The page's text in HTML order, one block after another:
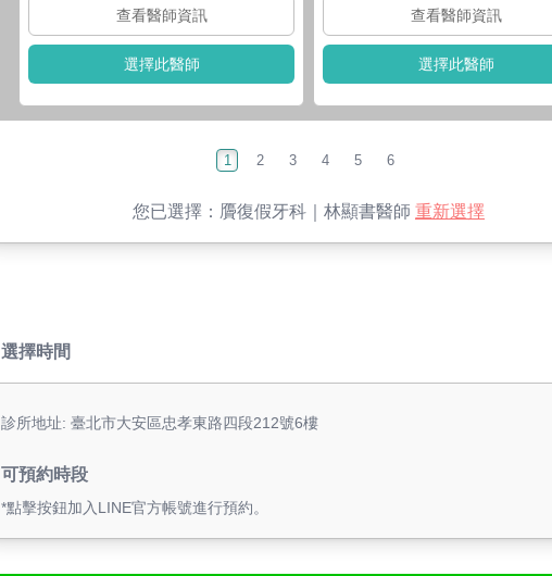
查看醫師資訊
選擇此醫師
查看醫師資訊
選擇此醫師
1 2 3 4 5 6
您已選擇： 贗復假牙科｜林顯書醫師 重新選擇
選擇時間
診所地址: 臺北市大安區忠孝東路四段212號6樓
可預約時段
*點擊按鈕加入LINE官方帳號進行預約。